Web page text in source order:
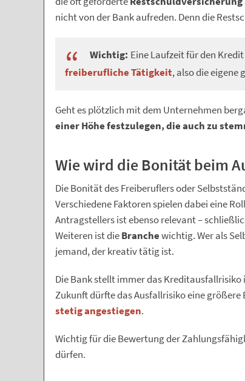
nicht von der Bank aufreden. Denn die
Wichtig: Eine Laufzeit für den
freiberufliche Tätigkeit, also die
Geht es plötzlich mit dem Unternehmen
einer Höhe festzulegen, die auch zu
Wie wird die Bonität beim
Die Bonität des Freiberuflers oder
Verschiedene Faktoren spielen dabei eine
Antragstellers ist ebenso relevant –
Weiteren ist dieBranchewichtig. Wer als
jemand, der kreativ tätig ist.
Die Bank stellt immer das Kreditausfallrisiko
Zukunft dürfte das Ausfallrisiko eine
stetig angestiegen.
Wichtig für die Bewertung der
dürfen.